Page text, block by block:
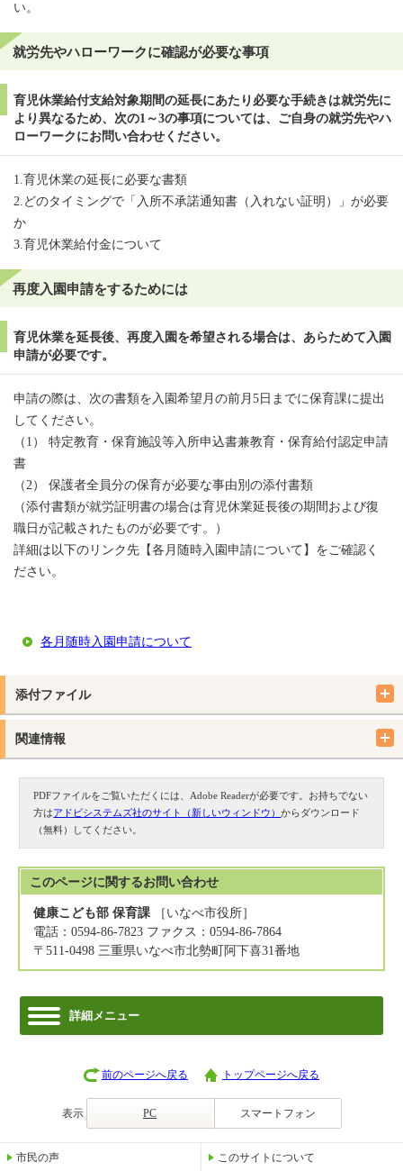
い。
就労先やハローワークに確認が必要な事項
育児休業給付支給対象期間の延長にあたり必要な手続きは就労先に
より異なるため、次の1～3の事項については、ご自身の就労先やハ
ローワークにお問い合わせください。
1.育児休業の延長に必要な書類
2.どのタイミングで「入所不承諾通知書（入れない証明）」が必要
か
3.育児休業給付金について
再度入園申請をするためには
育児休業を延長後、再度入園を希望される場合は、あらためて入園
申請が必要です。
申請の際は、次の書類を入園希望月の前月5日までに保育課に提出
してください。
（1） 特定教育・保育施設等入所申込書兼教育・保育給付認定申請
書
（2） 保護者全員分の保育が必要な事由別の添付書類
（添付書類が就労証明書の場合は育児休業延長後の期間および復
職日が記載されたものが必要です。）
詳細は以下のリンク先【各月随時入園申請について】をご確認く
ださい。
各月随時入園申請について
添付ファイル
関連情報
PDFファイルをご覧いただくには、Adobe Readerが必要です。お持ちでない
方はアドビシステムズ社のサイト（新しいウィンドウ）からダウンロード
（無料）してください。
このページに関するお問い合わせ
健康こども部 保育課 ［いなべ市役所］
電話：0594-86-7823 ファクス：0594-86-7864
〒511-0498 三重県いなべ市北勢町阿下喜31番地
詳細メニュー
前のページへ戻る トップページへ戻る
表示 PC スマートフォン
市民の声 このサイトについて